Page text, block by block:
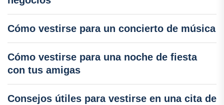
Cómo vestirse para un concierto de música
Cómo vestirse para una noche de fiesta
con tus amigas
Consejos útiles para vestirse en una cita de